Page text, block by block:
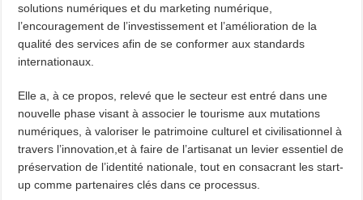
solutions numériques et du marketing numérique,
l’encouragement de l’investissement et l’amélioration de la
qualité des services afin de se conformer aux standards
internationaux.
Elle a, à ce propos, relevé que le secteur est entré dans une
nouvelle phase visant à associer le tourisme aux mutations
numériques, à valoriser le patrimoine culturel et civilisationnel à
travers l’innovation,et à faire de l’artisanat un levier essentiel de
préservation de l’identité nationale, tout en consacrant les start-
up comme partenaires clés dans ce processus.